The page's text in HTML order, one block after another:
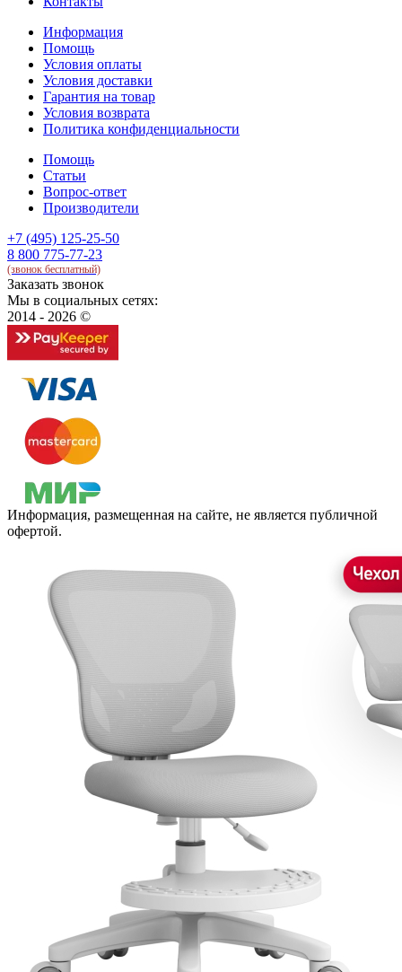
Информация
Помощь
Условия оплаты
Условия доставки
Гарантия на товар
Условия возврата
Политика конфиденциальности
Помощь
Статьи
Вопрос-ответ
Производители
+7 (495) 125-25-50
8 800 775-77-23
(звонок бесплатный)
Заказать звонок
Мы в социальных сетях:
2014 - 2026 ©
Информация, размещенная на сайте, не является публичной
офертой.